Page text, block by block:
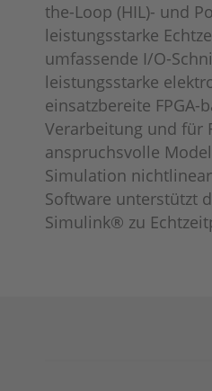
the-Loop (HIL)- und
leistungsstarke
umfassende I/O-
leistungsstarke
einsatzbereite
Verarbeitung und für
anspruchsvolle
Simulation
Software unterstützt
Simulink® zu